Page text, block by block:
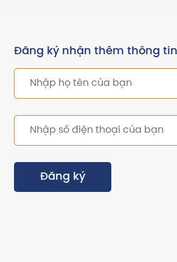
Đăng ký nhận thêm thông tin
Đăng ký